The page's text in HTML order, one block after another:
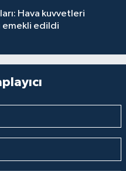
Hava kuvvetleri
emekli edildi